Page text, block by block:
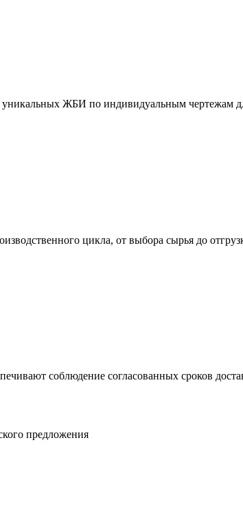
уникальных ЖБИ по индивидуальным чертежам
цикла, от выбора сырья до
соблюдение согласованных сроков
предложения